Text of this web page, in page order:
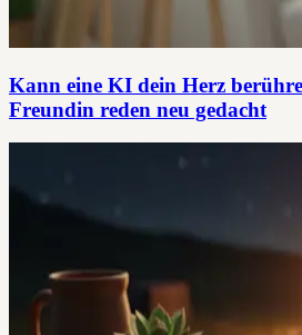
Kann eine KI dein Herz
Freundin reden neu gedacht